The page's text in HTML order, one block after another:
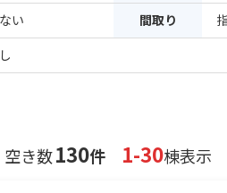
い 間取り
空き数130件 1-30棟表示